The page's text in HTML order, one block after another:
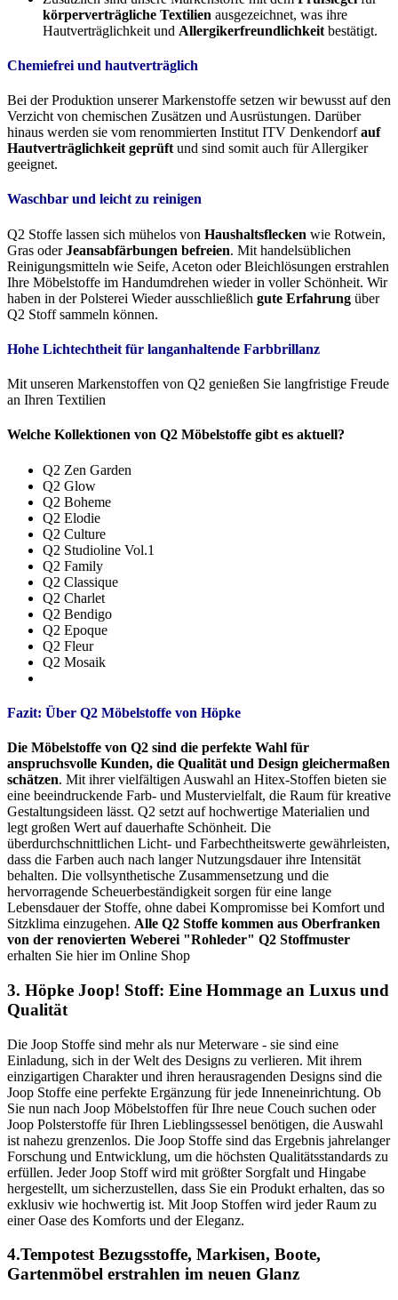
körperverträgliche Textilien ausgezeichnet, was ihre
Hautverträglichkeit und Allergikerfreundlichkeit bestätigt.
Chemiefrei und hautverträglich
Bei der Produktion unserer Markenstoffe setzen wir bewusst auf den
Verzicht von chemischen Zusätzen und Ausrüstungen. Darüber
hinaus werden sie vom renommierten Institut ITV Denkendorfauf
Hautverträglichkeit geprüft und sind somit auch für Allergiker
geeignet.
Waschbar und leicht zu reinigen
Q2 Stoffe lassen sich mühelos von Haushaltsflecken wie Rotwein,
Gras oderJeansabfärbungen befreien. Mit handelsüblichen
Reinigungsmitteln wie Seife, Aceton oder Bleichlösungen erstrahlen
Ihre Möbelstoffe im Handumdrehen wieder in voller Schönheit. Wir
haben in der Polsterei Wieder ausschließlich gute Erfahrung über
Q2 Stoff sammeln können.
Hohe Lichtechtheit für langanhaltende Farbbrillanz
Mit unseren Markenstoffen von Q2 genießen Sie langfristige Freude
an Ihren Textilien
Welche Kollektionen von Q2 Möbelstoffe gibt es aktuell?
Q2 Zen Garden
Q2 Glow
Q2 Boheme
Q2 Elodie
Q2 Culture
Q2 Studioline Vol.1
Q2 Family
Q2 Classique
Q2 Charlet
Q2 Bendigo
Q2 Epoque
Q2 Fleur
Q2 Mosaik
Fazit: Über Q2 Möbelstoffe von Höpke
Die Möbelstoffe von Q2 sind die perfekte Wahl für
anspruchsvolle Kunden, die Qualität und Design gleichermaßen
schätzen. Mit ihrer vielfältigen Auswahl an Hitex-Stoffen bieten sie
eine beeindruckende Farb- und Mustervielfalt, die Raum für kreative
Gestaltungsideen lässt. Q2 setzt auf hochwertige Materialien und
legt großen Wert auf dauerhafte Schönheit. Die
überdurchschnittlichen Licht- und Farbechtheitswerte gewährleisten,
dass die Farben auch nach langer Nutzungsdauer ihre Intensität
behalten. Die vollsynthetische Zusammensetzung und die
hervorragende Scheuerbeständigkeit sorgen für eine lange
Lebensdauer der Stoffe, ohne dabei Kompromisse bei Komfort und
Sitzklima einzugehen. Alle Q2 Stoffe kommen aus Oberfranken
von der renovierten Weberei "Rohleder" Q2 Stoffmuster
erhalten Sie hier im Online Shop
3. Höpke Joop! Stoff: Eine Hommage an Luxus und
Qualität
Die Joop Stoffe sind mehr als nur Meterware - sie sind eine
Einladung, sich in der Welt des Designs zu verlieren. Mit ihrem
einzigartigen Charakter und ihren herausragenden Designs sind die
Joop Stoffe eine perfekte Ergänzung für jede Inneneinrichtung. Ob
Sie nun nach Joop Möbelstoffen für Ihre neue Couch suchen oder
Joop Polsterstoffe für Ihren Lieblingssessel benötigen, die Auswahl
ist nahezu grenzenlos. Die Joop Stoffe sind das Ergebnis jahrelanger
Forschung und Entwicklung, um die höchsten Qualitätsstandards zu
erfüllen. Jeder Joop Stoff wird mit größter Sorgfalt und Hingabe
hergestellt, um sicherzustellen, dass Sie ein Produkt erhalten, das so
exklusiv wie hochwertig ist. Mit Joop Stoffen wird jeder Raum zu
einer Oase des Komforts und der Eleganz.
4.Tempotest Bezugsstoffe, Markisen, Boote,
Gartenmöbel erstrahlen im neuen Glanz